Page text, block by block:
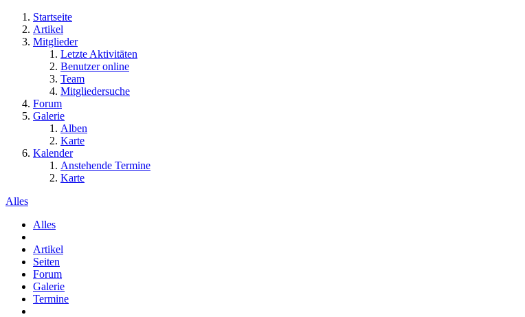
Startseite
Artikel
Mitglieder
Letzte Aktivitäten
Benutzer online
Team
Mitgliedersuche
Forum
Galerie
Alben
Karte
Kalender
Anstehende Termine
Karte
Alles
Alles
Artikel
Seiten
Forum
Galerie
Termine